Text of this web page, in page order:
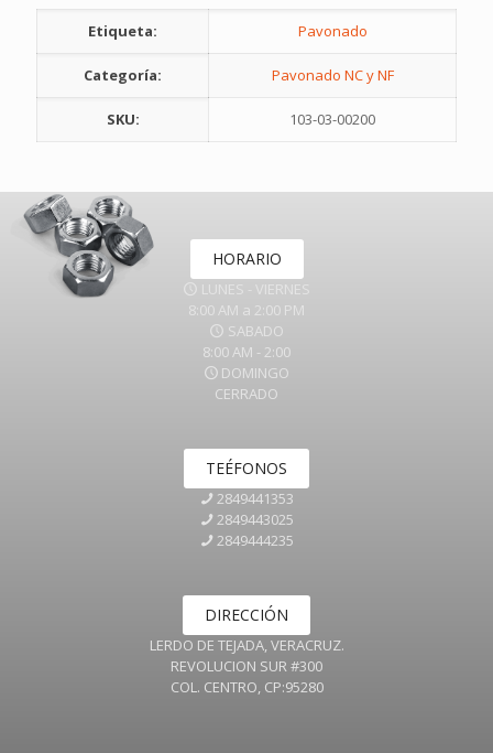
Etiqueta: Pavonado
Categoría: Pavonado NC y NF
SKU: 103-03-00200
HORARIO
LUNES - VIERNES
8:00 AM a 2:00 PM
SABADO
8:00 AM - 2:00
DOMINGO
CERRADO
TEÉFONOS
2849441353
2849443025
2849444235
DIRECCIÓN
LERDO DE TEJADA, VERACRUZ.
REVOLUCION SUR #300
COL. CENTRO, CP:95280